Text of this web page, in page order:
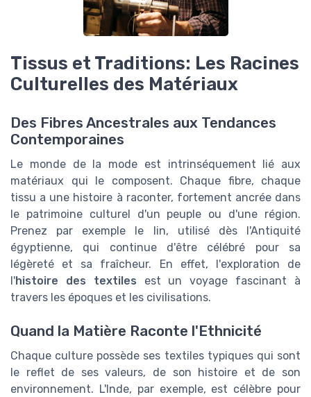
Tissus et Traditions: Les Racines
Culturelles des Matériaux
Des Fibres Ancestrales aux Tendances
Contemporaines
Le monde de la mode est intrinséquement lié aux
matériaux qui le composent. Chaque fibre, chaque
tissu a une histoire à raconter, fortement ancrée dans
le patrimoine culturel d'un peuple ou d'une région.
Prenez par exemple le lin, utilisé dès l'Antiquité
égyptienne, qui continue d'être célébré pour sa
légèreté et sa fraîcheur. En effet, l'exploration de
l'histoire des textiles est un voyage fascinant à
travers les époques et les civilisations.
Quand la Matière Raconte l'Ethnicité
Chaque culture possède ses textiles typiques qui sont
le reflet de ses valeurs, de son histoire et de son
environnement. L'Inde, par exemple, est célèbre pour